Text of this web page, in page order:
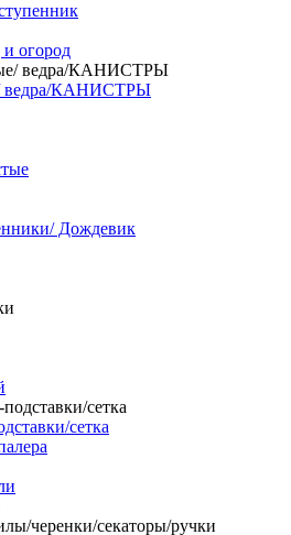
огород
ведра/КАНИСТРЫ
Дождевик
сетка